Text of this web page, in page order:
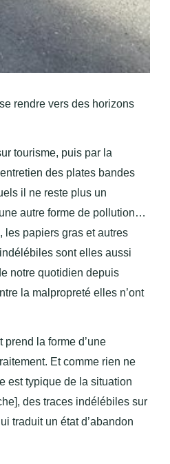
rendre vers des horizons
tourisme, puis par la
des plates bandes
il ne reste plus un
autre forme de pollution…
les papiers gras et autres
sont elles aussi
notre quotidien depuis
la malpropreté elles n’ont
la forme d’une
Et comme rien ne
est typique de la situation
des traces indélébiles sur
traduit un état d’abandon